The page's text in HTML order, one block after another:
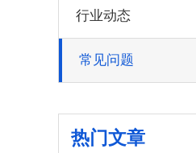
行业动态
常见问题
热门文章